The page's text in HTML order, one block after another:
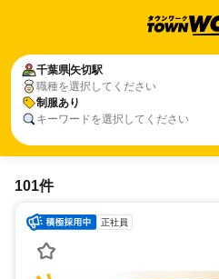
千葉県矢切駅
職種を選択してください
制服あり
キーワードを選択してください
101件
正社員